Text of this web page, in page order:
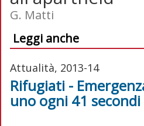
G. Matti
Leggi anche
Attualità, 2013-14
Rifugiati -
uno ogni 41 secondi